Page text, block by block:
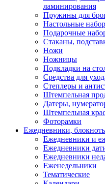
ламинирования
Пружины для
Настольные
Подарочные
Стаканы,
Ножи
Ножницы
Подкладки на
Средства для
Степлеры и
Штемпельная
Датеры,
Штемпельная
Фоторамки
Ежедневники,
Ежедневники и
Ежедневники
Ежедневники
Еженедельники
Тематические